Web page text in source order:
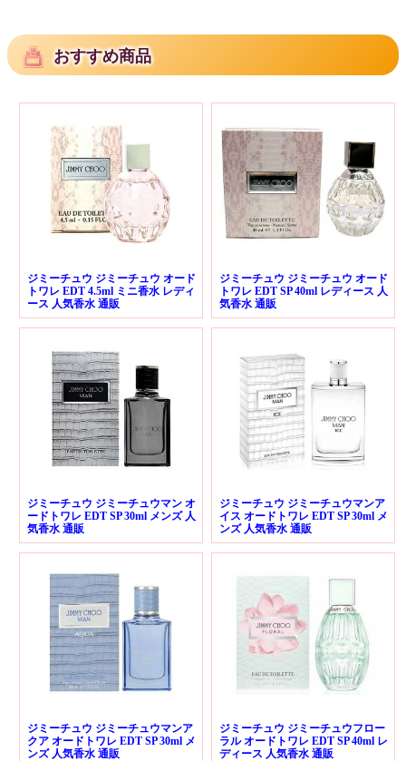
おすすめ商品
ジミーチュウ ジミーチュウ オード
トワレ EDT 4.5ml ミニ香水 レディ
ース 人気香水 通販
ジミーチュウ ジミーチュウ オード
トワレ EDT SP 40ml レディース 人
気香水 通販
ジミーチュウ ジミーチュウマン オ
ードトワレ EDT SP 30ml メンズ 人
気香水 通販
ジミーチュウ ジミーチュウマンア
イス オードトワレ EDT SP 30ml メ
ンズ 人気香水 通販
ジミーチュウ ジミーチュウマンア
クア オードトワレ EDT SP 30ml メ
ンズ 人気香水 通販
ジミーチュウ ジミーチュウフロー
ラル オードトワレ EDT SP 40ml レ
ディース 人気香水 通販